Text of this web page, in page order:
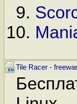
Tile Racer -